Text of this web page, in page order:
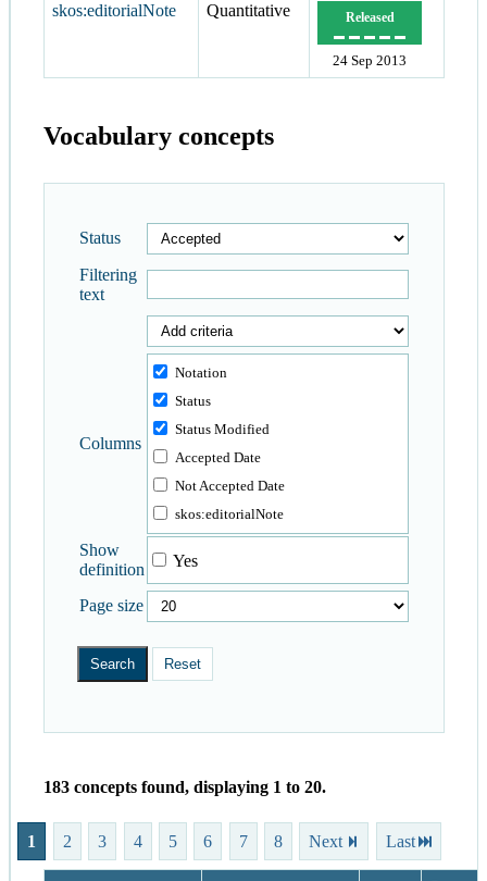
skos:editorialNote
Quantitative Released
24 Sep 2013
Vocabulary concepts
Status
Filtering
text
Columns
Notation
Status
Status Modified
Accepted Date
Not Accepted Date
skos:editorialNote
Show
definition
Yes
Page size
183 concepts found, displaying 1 to 20.
1 2 3 4 5 6 7 8 Next Last